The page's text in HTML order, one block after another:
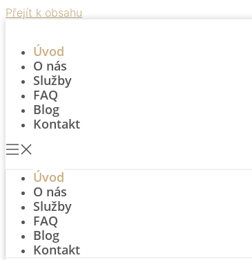
Přejít k obsahu
Úvod
O nás
Služby
FAQ
Blog
Kontakt
Úvod
O nás
Služby
FAQ
Blog
Kontakt